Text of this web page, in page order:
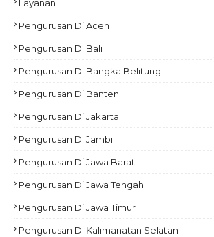
Layanan
Pengurusan Di Aceh
Pengurusan Di Bali
Pengurusan Di Bangka Belitung
Pengurusan Di Banten
Pengurusan Di Jakarta
Pengurusan Di Jambi
Pengurusan Di Jawa Barat
Pengurusan Di Jawa Tengah
Pengurusan Di Jawa Timur
Pengurusan Di Kalimanatan Selatan